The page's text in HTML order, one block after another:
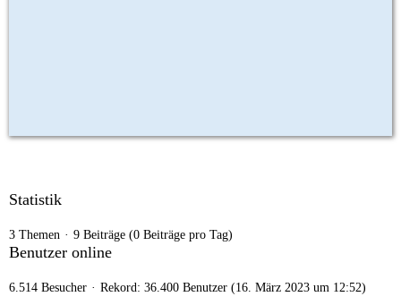
Statistik
3 Themen 9 Beiträge (0 Beiträge pro Tag)
Benutzer online
6.514 Besucher Rekord: 36.400 Benutzer (16. März 2023 um 12:52)